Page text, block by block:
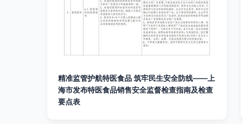
精准监管护航特医食品 筑牢民生安全防线——上
海市发布特医食品销售安全监督检查指南及检查
要点表